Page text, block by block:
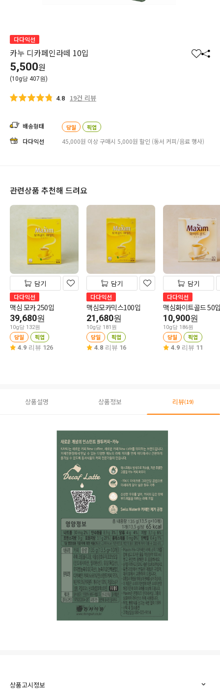
다다익선
카누 디카페인라떼 10입
찜 공
5,500원
(10g당 407원)
4.8 19건 리뷰
배송형태 당일 픽업
다다익선 45,000원 이상 구매시 5,000원 할인 (동서 커피/음료 행사)
관련상품 추천해 드려요
담기
다다익선
맥심 모카 250입
39,680원
10g당 132원
당일 픽업
4.9 리뷰 126
담기
다다익선
맥심모카믹스100입
21,680원
10g당 181원
당일 픽업
4.8 리뷰 16
담기
다다익선
맥심화이트골드 50
10,900원
10g당 186원
당일 픽업
4.9 리뷰 11
상품설명 상품정보 리뷰(19)
상품고시정보